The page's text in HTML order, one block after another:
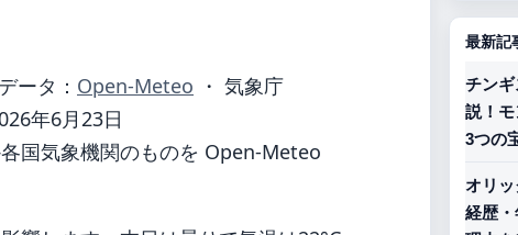
ータ： Open-Meteo ・ 気象庁
年6月23日
国気象機関のものを Open-Meteo
最新記
チン
説！モ
3つの
オリッ
経歴